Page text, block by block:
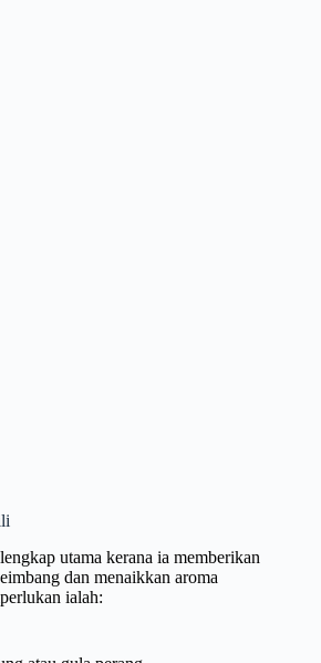
utama kerana ia memberikan
dan menaikkan aroma
ialah: